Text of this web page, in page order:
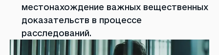
местонахождение важных вещественных
доказательств в процессе
расследований.